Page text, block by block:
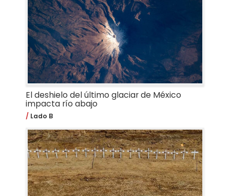
El deshielo del último glaciar de México
impacta río abajo
Lado B